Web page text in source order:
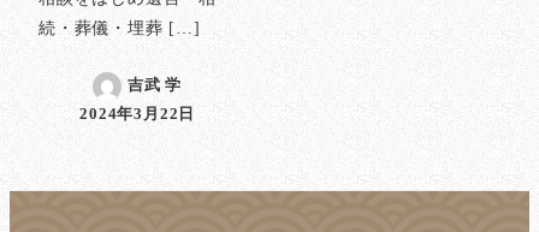
続・葬儀・埋葬 […]
吉武 学
投稿日
2024年3月22日